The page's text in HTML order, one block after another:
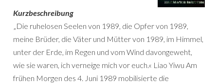
Kurzbeschreibung
„Die ruhelosen Seelen von 1989, die Opfer von 1989,
meine Brüder, die Väter und Mütter von 1989, im Himmel,
unter der Erde, im Regen und vom Wind davongeweht,
wie sie waren, ich verneige mich vor euch.« Liao Yiwu Am
frühen Morgen des 4. Juni 1989 mobilisierte die